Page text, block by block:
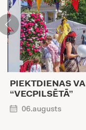
PIEKTDIENAS
“VECPILSĒTĀ”
06.augusts